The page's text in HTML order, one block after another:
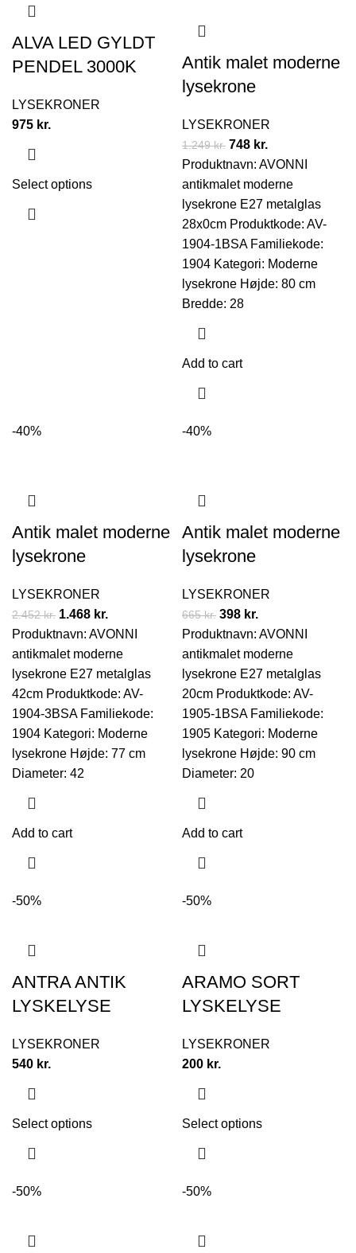
ALVA LED GYLDT
PENDEL 3000K
LYSEKRONER
975 kr.
Select options
Antik malet moderne
lysekrone
LYSEKRONER
1.249kr. 748 kr.
Produktnavn: AVONNI
antikmalet moderne
lysekrone E27 metalglas
28x0cm Produktkode: AV-
1904-1BSA Familiekode:
1904 Kategori: Moderne
lysekrone Højde: 80 cm
Bredde: 28
Add to cart
-40%
Antik malet moderne
lysekrone
LYSEKRONER
2.452kr. 1.468 kr.
Produktnavn: AVONNI
antikmalet moderne
lysekrone E27 metalglas
42cm Produktkode: AV-
1904-3BSA Familiekode:
1904 Kategori: Moderne
lysekrone Højde: 77 cm
Diameter: 42
Add to cart
-40%
Antik malet moderne
lysekrone
LYSEKRONER
665kr. 398 kr.
Produktnavn: AVONNI
antikmalet moderne
lysekrone E27 metalglas
20cm Produktkode: AV-
1905-1BSA Familiekode:
1905 Kategori: Moderne
lysekrone Højde: 90 cm
Diameter: 20
Add to cart
-50%
ANTRA ANTIK
LYSKELYSE
LYSEKRONER
540 kr.
Select options
-50%
ARAMO SORT
LYSKELYSE
LYSEKRONER
200 kr.
Select options
-50% -50%